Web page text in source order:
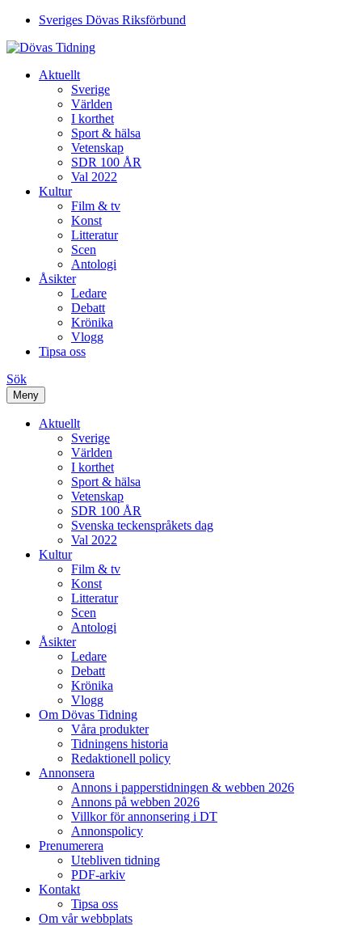
Sveriges Dövas Riksförbund
Aktuellt
Sverige
Världen
I korthet
Sport & hälsa
Vetenskap
SDR 100 ÅR
Val 2022
Kultur
Film & tv
Konst
Litteratur
Scen
Antologi
Åsikter
Ledare
Debatt
Krönika
Vlogg
Tipsa oss
Sök
Meny
Aktuellt
Sverige
Världen
I korthet
Sport & hälsa
Vetenskap
SDR 100 ÅR
Svenska teckenspråkets dag
Val 2022
Kultur
Film & tv
Konst
Litteratur
Scen
Antologi
Åsikter
Ledare
Debatt
Krönika
Vlogg
Om Dövas Tidning
Våra produkter
Tidningens historia
Redaktionell policy
Annonsera
Annons i papperstidningen & webben 2026
Annons på webben 2026
Villkor för annonsering i DT
Annonspolicy
Prenumerera
Utebliven tidning
PDF-arkiv
Kontakt
Tipsa oss
Om vår webbplats